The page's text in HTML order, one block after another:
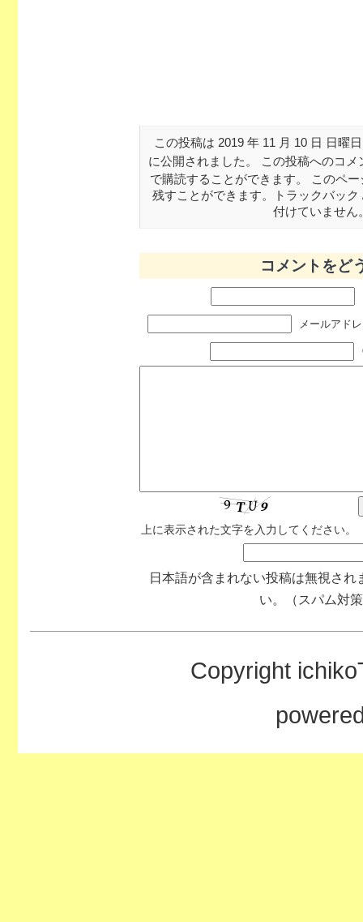
この投稿は 2019 年 11 月 10 日 日曜
に公開されました。 この投稿へのコ
で購読することができます。 このペ
残すことができます。トラックバッ
付けていません
コメントをど
メールアド
上に表示された文字を入力してください。
日本語が含まれない投稿は無視され
い。（スパム対
Copyright